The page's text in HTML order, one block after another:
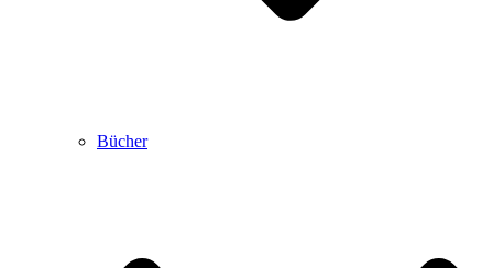
Bücher